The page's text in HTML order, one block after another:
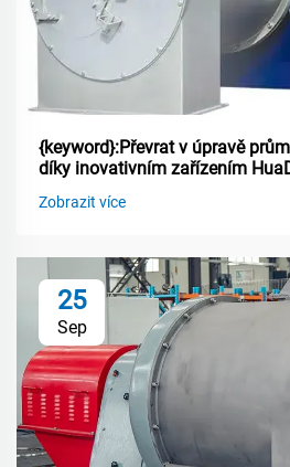
{keyword}:Převrat v úpravě
díky inovativním zařízením
Zobrazit více
25
Sep